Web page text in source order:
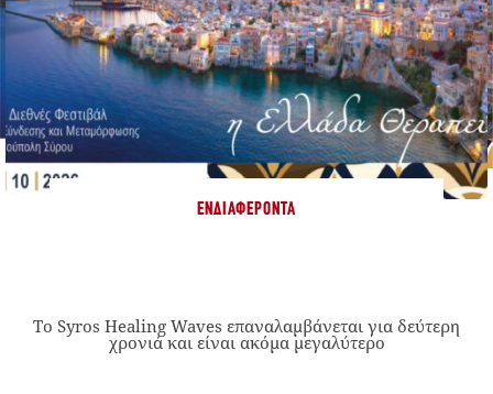
ΕΝΔΙΑΦΈΡΟΝΤΑ
Το Syros Healing Waves επαναλαμβάνεται για δεύτερη
χρονιά και είναι ακόμα μεγαλύτερο